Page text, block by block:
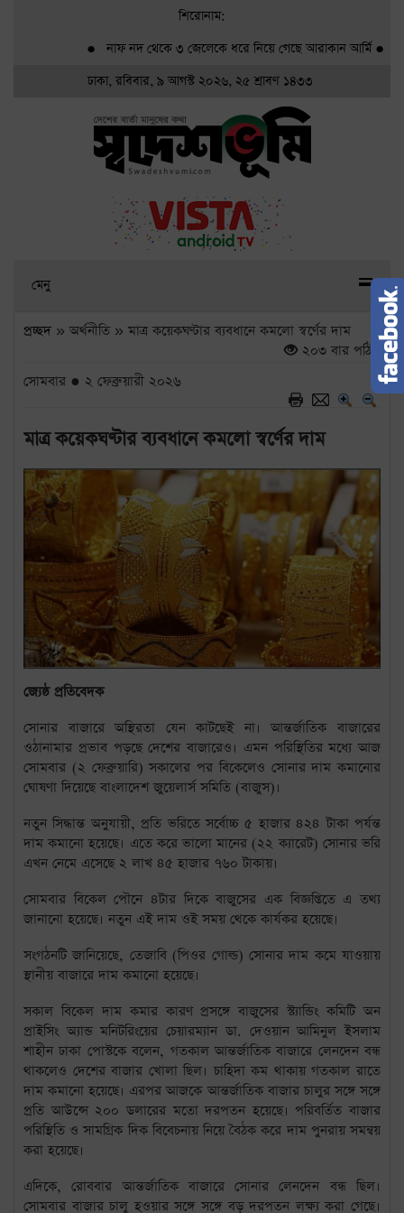
শিরোনাম:
নাফ নদ থেকে ৩ জেলেকে ধরে নিয়ে গেছে আরাকান আর্মি●
ঢাকা, রবিবার, ৯ আগস্ট ২০২৬, ২৫ শ্রাবণ ১৪৩৩
মেনু
প্রচ্ছদ » অর্থনীতি » মাত্র কয়েকঘণ্টার ব্যবধানে কমলো স্বর্ণের দাম
২০৩ বার পঠিত
সোমবার ● ২ ফেব্রুয়ারী ২০২৬
মাত্র কয়েকঘণ্টার ব্যবধানে কমলো স্বর্ণের দাম
জ্যেষ্ঠ প্রতিবেদক
সোনার বাজারে অস্থিরতা যেন কাটছেই না। আন্তর্জাতিক বাজারের
ওঠানামার প্রভাব পড়ছে দেশের বাজারেও। এমন পরিস্থিতির মধ্যে আজ
সোমবার (২ ফেব্রুয়ারি) সকালের পর বিকেলেও সোনার দাম কমানোর
ঘোষণা দিয়েছে বাংলাদেশ জুয়েলার্স সমিতি (বাজুস)।
নতুন সিদ্ধান্ত অনুযায়ী, প্রতি ভরিতে সর্বোচ্চ ৫ হাজার ৪২৪ টাকা পর্যন্ত
দাম কমানো হয়েছে। এতে করে ভালো মানের (২২ ক্যারেট) সোনার ভরি
এখন নেমে এসেছে ২ লাখ ৪৫ হাজার ৭৬০ টাকায়।
সোমবার বিকেল পৌনে ৪টার দিকে বাজুসের এক বিজ্ঞপ্তিতে এ তথ্য
জানানো হয়েছে। নতুন এই দাম ওই সময় থেকে কার্যকর হয়েছে।
সংগঠনটি জানিয়েছে, তেজাবি (পিওর গোল্ড) সোনার দাম কমে যাওয়ায়
স্থানীয় বাজারে দাম কমানো হয়েছে।
সকাল বিকেল দাম কমার কারণ প্রসঙ্গে বাজুসের স্ট্যান্ডিং কমিটি অন
প্রাইসিং অ্যান্ড মনিটরিংয়ের চেয়ারম্যান ডা. দেওয়ান আমিনুল ইসলাম
শাহীন ঢাকা পোস্টকে বলেন, গতকাল আন্তর্জাতিক বাজারে লেনদেন বন্ধ
থাকলেও দেশের বাজার খোলা ছিল। চাহিদা কম থাকায় গতকাল রাতে
দাম কমানো হয়েছে। এরপর আজকে আন্তর্জাতিক বাজার চালুর সঙ্গে সঙ্গে
প্রতি আউন্সে ২০০ ডলারের মতো দরপতন হয়েছে। পরিবর্তিত বাজার
পরিস্থিতি ও সামগ্রিক দিক বিবেচনায় নিয়ে বৈঠক করে দাম পুনরায় সমন্বয়
করা হয়েছে।
এদিকে, রোববার আন্তর্জাতিক বাজারে সোনার লেনদেন বন্ধ ছিল।
সোমবার বাজার চালু হওয়ার সঙ্গে সঙ্গে বড় দরপতন লক্ষ্য করা গেছে।